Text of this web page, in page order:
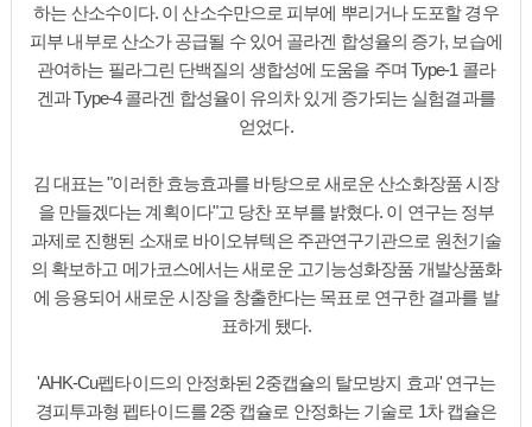
하는 산소수이다. 이 산소수만으로 피부에 뿌리거나 도포할 경우
피부 내부로 산소가 공급될 수 있어 골라겐 합성율의 증가, 보습에
관여하는 필라그린 단백질의 생합성에 도움을 주며 Type-1 콜라
겐과 Type-4 콜라겐 합성율이 유의차 있게 증가되는 실험결과를
얻었다.
김 대표는 "이러한 효능효과를 바탕으로 새로운 산소화장품 시장
을 만들겠다는 계획이다"고 당찬 포부를 밝혔다. 이 연구는 정부
과제로 진행된 소재로 바이오뷰텍은 주관연구기관으로 원천기술
의 확보하고 메가코스에서는 새로운 고기능성화장품 개발상품화
에 응용되어 새로운 시장을 창출한다는 목표로 연구한 결과를 발
표하게 됐다.
'AHK-Cu펩타이드의 안정화된 2중캡슐의 탈모방지 효과' 연구는
경피투과형 펩타이드를 2중 캡슐로 안정화는 기술로 1차 캡슐은